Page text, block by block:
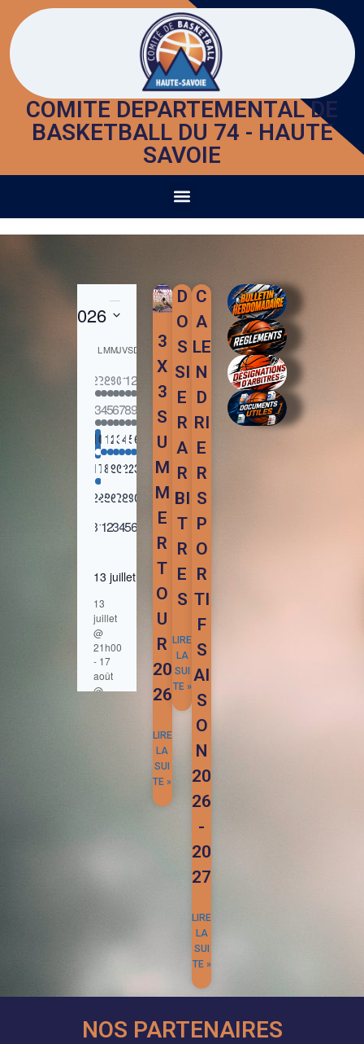
COMITE DEPARTEMENTAL DE
BASKETBALL DU 74 - HAUTE
SAVOIE
3
X
3
S
U
M
M
E
R
T
O
U
R
20
26
LIRE
LA
SUI
TE »
D
O
S
SI
E
R
A
R
BI
T
R
E
S
LIRE
LA
SUI
TE »
C
A
LE
N
D
RI
E
R
S
P
O
R
TI
F
S
AI
S
O
N
20
26
-
20
27
LIRE
LA
SUI
TE »
NOS PARTENAIRES